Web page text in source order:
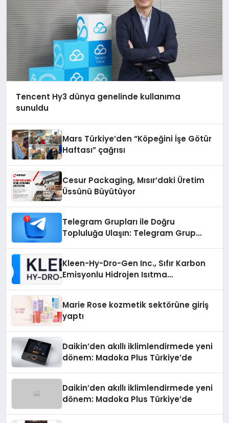
Tencent Hy3 dünya genelinde kullanıma
sunuldu
Mars Türkiye’den “Köpeğini İşe Götür
Haftası” çağrısı
Cesur Packaging, Mısır’daki Üretim
Üssünü Büyütüyor
Telegram Grupları ile Doğru
Topluluğa Ulaşın: Telegram Grup
Kleen-Hy-Dro-Gen Inc., Sıfır Karbon
Emisyonlu Hidrojen Isıtma
Marie Rose kozmetik sektörüne giriş
yaptı
Daikin’den akıllı iklimlendirmede yeni
dönem: Madoka Plus Türkiye’de
Daikin’den akıllı iklimlendirmede yeni
dönem: Madoka Plus Türkiye’de